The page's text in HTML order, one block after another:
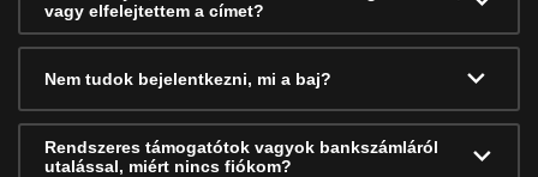
vagy elfelejtettem a címet?
Nem tudok bejelentkezni, mi a baj?
Rendszeres támogatótok vagyok bankszámláról
utalással, miért nincs fiókom?